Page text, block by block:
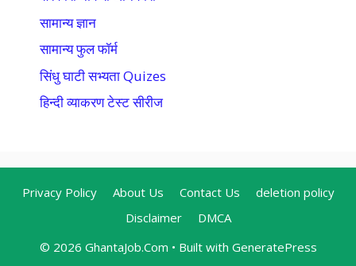
सामान्य ज्ञान
सामान्य फुल फॉर्म
सिंधु घाटी सभ्यता Quizes
हिन्दी व्याकरण टेस्ट सीरीज
Privacy Policy About Us Contact Us
deletion policy
Disclaimer
DMCA
© 2026 GhantaJob.Com • Built with GeneratePress